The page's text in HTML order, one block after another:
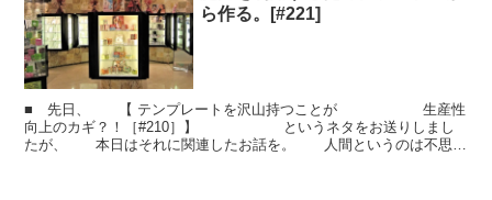
ら作る。[#221]
■ 先日、 【 テンプレートを沢山持つことが 生産性
向上のカギ？！［#210］】 というネタをお送りしまし
たが、 本日はそれに関連したお話を。 人間というのは不思議